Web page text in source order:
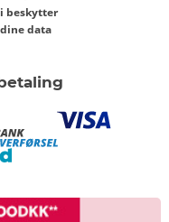
beskytter
dine data